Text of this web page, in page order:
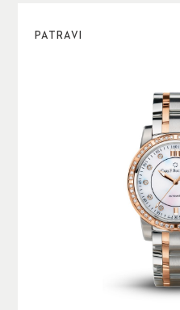
PATRAVI